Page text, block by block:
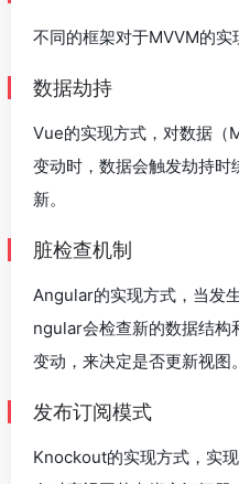
不同的框架对于MVVM的实
数据劫持
Vue的实现方式，对数据（
变动时，数据会触发劫持时
新。
脏检查机制
Angular的实现方式，当发
ngular会检查新的数据结构
变动，来决定是否更新视图。
发布订阅模式
Knockout的实现方式，实